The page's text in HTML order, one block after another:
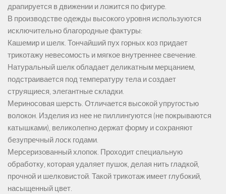
драпируется в движении и ложится по фигуре.
В производстве одежды высокого уровня используются
исключительно благородные фактуры:
Кашемир и шелк. Тончайший пух горных коз придает
трикотажу невесомость и мягкое внутреннее свечение.
Натуральный шелк обладает деликатным мерцанием,
подстраивается под температуру тела и создает
струящиеся, элегантные складки.
Мериносовая шерсть. Отличается высокой упругостью
волокон. Изделия из нее не пиллингуются (не покрываются
катышками), великолепно держат форму и сохраняют
безупречный лоск годами.
Мерсеризованный хлопок. Проходит специальную
обработку, которая удаляет пушок, делая нить гладкой,
прочной и шелковистой. Такой трикотаж имеет глубокий,
насыщенный цвет.